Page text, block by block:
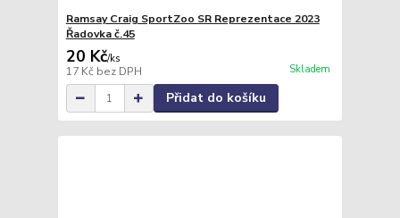
Ramsay Craig SportZoo SR Reprezentace 2023
Řadovka č.45
20 Kč/ks
17 Kč bez DPH Skladem
Přidat do košíku